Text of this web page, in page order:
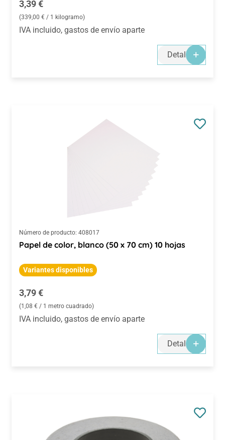
Precio normal:
3,39 €
(339,00 € / 1 kilogramo)
IVA incluido, gastos de envío aparte
Detalles
Número de producto: 408017
Papel de color, blanco (50 x 70 cm) 10 hojas
Variantes disponibles
Precio normal:
3,79 €
(1,08 € / 1 metro cuadrado)
IVA incluido, gastos de envío aparte
Detalles